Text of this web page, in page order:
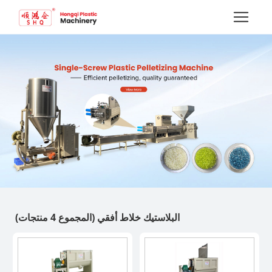
البلاستيك خلاط أفقي (المجموع 4 منتجات)